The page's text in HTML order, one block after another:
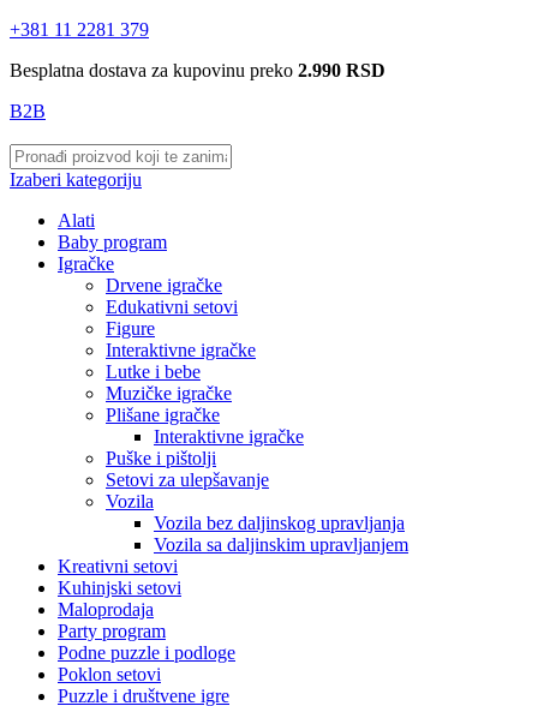
+381 11 2281 379
Besplatna dostava za kupovinu preko 2.990 RSD
B2B
Izaberi kategoriju
Alati
Baby program
Igračke
Drvene igračke
Edukativni setovi
Figure
Interaktivne igračke
Lutke i bebe
Muzičke igračke
Plišane igračke
Interaktivne igračke
Puške i pištolji
Setovi za ulepšavanje
Vozila
Vozila bez daljinskog upravljanja
Vozila sa daljinskim upravljanjem
Kreativni setovi
Kuhinjski setovi
Maloprodaja
Party program
Podne puzzle i podloge
Poklon setovi
Puzzle i društvene igre